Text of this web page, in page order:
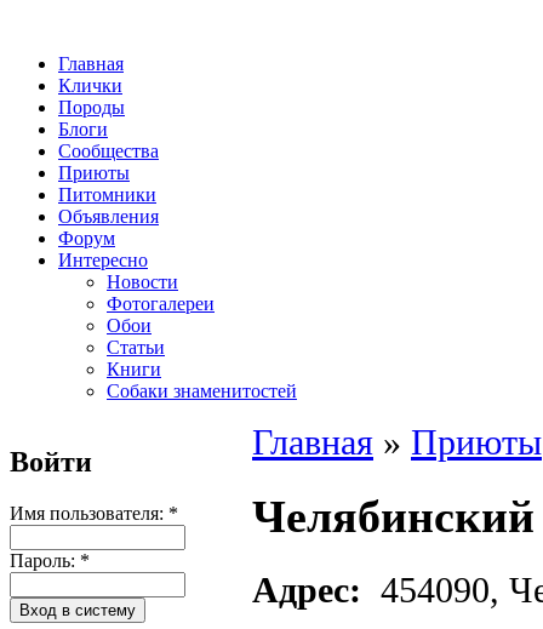
Главная
Клички
Породы
Блоги
Сообщества
Приюты
Питомники
Объявления
Форум
Интересно
Новости
Фотогалереи
Обои
Статьи
Книги
Собаки знаменитостей
Войти
Имя пользователя: *
Пароль: *
Главная » Приюты
Адрес: 454090,